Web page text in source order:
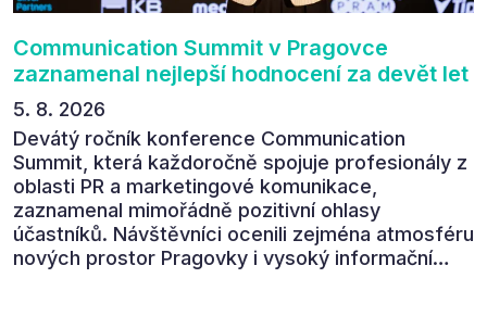
Communication Summit v Pragovce
zaznamenal nejlepší hodnocení za devět let
5. 8. 2026
Devátý ročník konference Communication
Summit, která každoročně spojuje profesionály z
oblasti PR a marketingové komunikace,
zaznamenal mimořádně pozitivní ohlasy
účastníků. Návštěvníci ocenili zejména atmosféru
nových prostor Pragovky i vysoký informační